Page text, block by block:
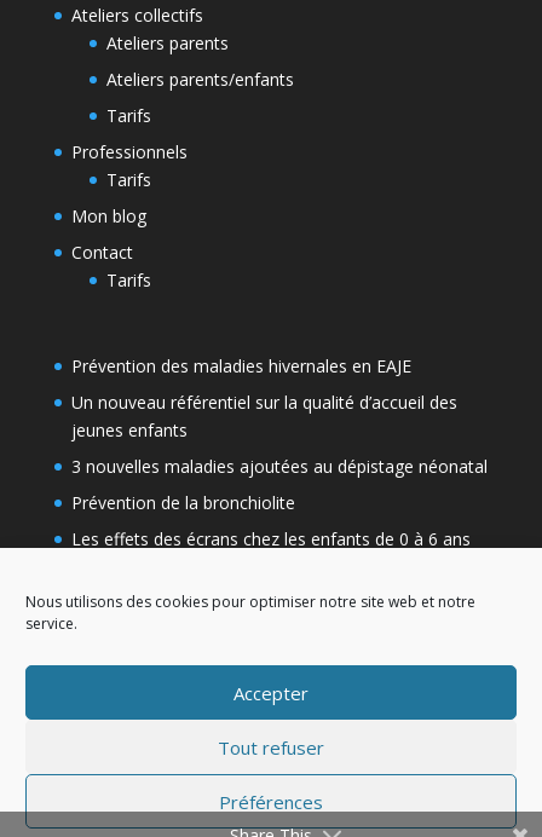
Nous utilisons des cookies pour optimiser notre site web et notre
service.
Accepter
Tout refuser
Préférences
Ateliers collectifs
Ateliers parents
Ateliers parents/enfants
Tarifs
Professionnels
Tarifs
Mon blog
Contact
Tarifs
Prévention des maladies hivernales en EAJE
Un nouveau référentiel sur la qualité d’accueil des
jeunes enfants
3 nouvelles maladies ajoutées au dépistage néonatal
Prévention de la bronchiolite
Les effets des écrans chez les enfants de 0 à 6 ans
Création Bernerd.com 2021